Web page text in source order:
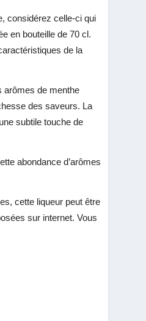
considérez celle-ci qui
en bouteille de 70 cl.
de la
arômes de menthe
des saveurs. La
subtile touche de
abondance d’arômes
cette liqueur peut être
sur internet. Vous